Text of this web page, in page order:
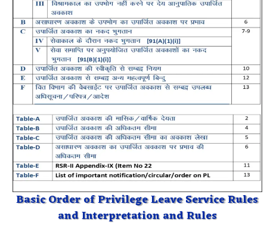
Basic Order of Privilege Leave Service Rules
and Interpretation and Rules